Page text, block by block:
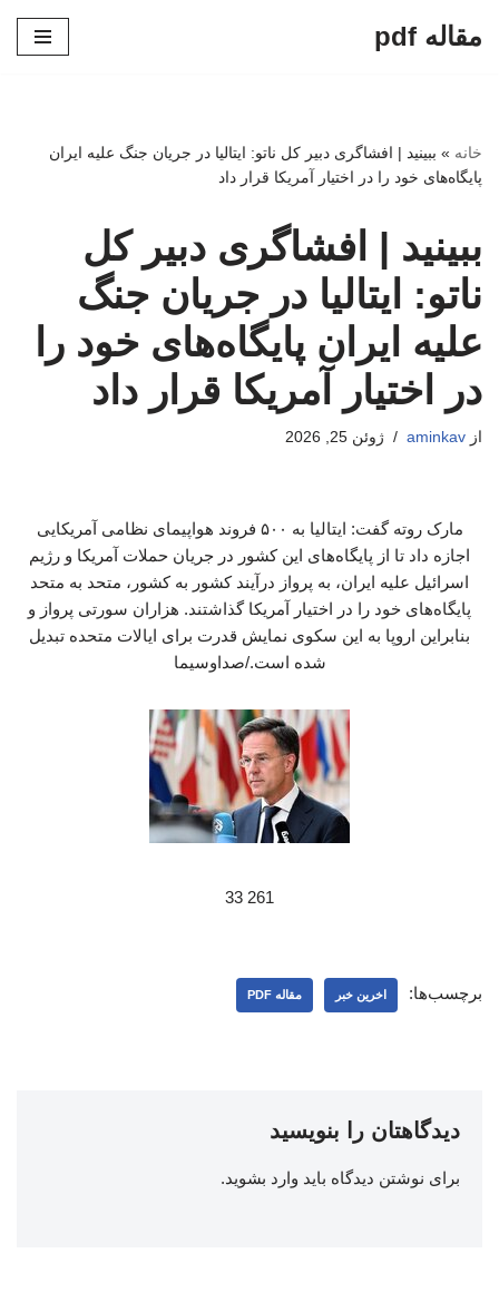
مقاله pdf
خانه » ببینید | افشاگری دبیر کل ناتو: ایتالیا در جریان جنگ علیه ایران
پایگاه‌های خود را در اختیار آمریکا قرار داد
ببینید | افشاگری دبیر کل
ناتو: ایتالیا در جریان جنگ
علیه ایران پایگاه‌های خود را
در اختیار آمریکا قرار داد
از aminkav ژوئن 25, 2026
مارک روته گفت: ایتالیا به ۵۰۰ فروند هواپیمای نظامی آمریکایی
اجازه داد تا از پایگاه‌های این کشور در جریان حملات آمریکا و رژیم
اسرائیل علیه ایران، به پرواز درآیند کشور به کشور، متحد به متحد
پایگاه‌های خود را در اختیار آمریکا گذاشتند. هزاران سورتی پرواز و
بنابراین اروپا به این سکوی نمایش قدرت برای ایالات متحده تبدیل
شده است./صداوسیما
261 33
برچسب‌ها: اخرین خبر مقاله PDF
دیدگاهتان را بنویسید
برای نوشتن دیدگاه باید وارد بشوید.